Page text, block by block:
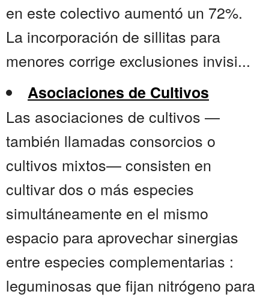
en este colectivo aumentó un 72%.
La incorporación de sillitas para
menores corrige exclusiones invisi...
Asociaciones de Cultivos
Las asociaciones de cultivos —
también llamadas consorcios o
cultivos mixtos— consisten en
cultivar dos o más especies
simultáneamente en el mismo
espacio para aprovechar sinergias
entre especies complementarias :
leguminosas que fijan nitrógeno para